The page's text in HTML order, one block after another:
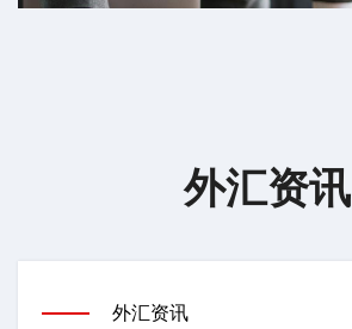
外汇资讯
外汇资讯